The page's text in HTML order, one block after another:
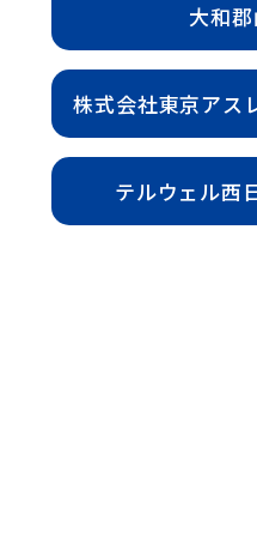
大和
株式会社東京アス
テルウェル西